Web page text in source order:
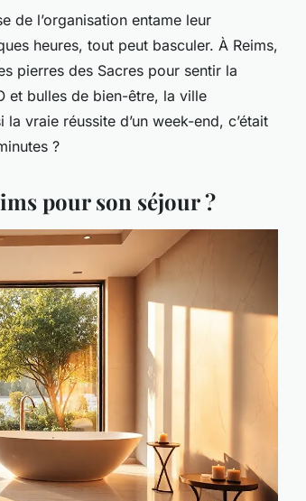
de l’organisation entame leur
heures, tout peut basculer. À Reims,
pierres des Sacres pour sentir la
et bulles de bien-être, la ville
vraie réussite d’un week-end, c’était
?
pour son séjour ?